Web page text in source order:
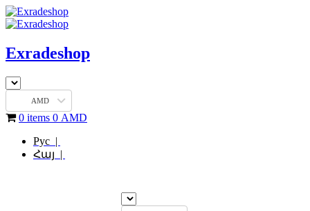
Exradeshop
AMD
0 items 0 AMD
Рус |
Հայ |